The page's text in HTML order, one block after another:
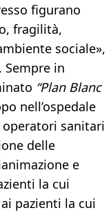
figurano
fragilità,
sociale»,
Sempre in
“Plan Blanc
nell’ospedale
sanitari
delle
e
la cui
pazienti la cui